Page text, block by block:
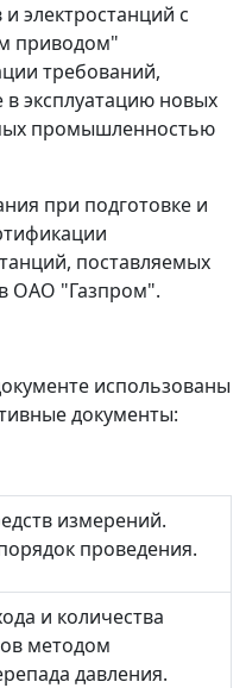
электростанций с
приводом"
требований,
эксплуатацию новых
промышленностью
при подготовке и
поставляемых
ОАО "Газпром".
использованы
документы:
измерений.
проведения.
и количества
методом
давления.